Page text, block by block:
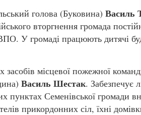
голова (Буковина) Василь
вторгнення громада
У громаді працюють дитячі
засобів місцевої пожежної
Василь Шестак. Забезпечує
пунктах Семенівської громади
прикордонних сіл, їхні